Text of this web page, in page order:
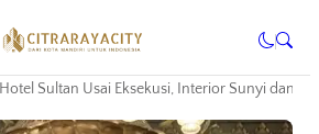
Hotel Sultan Usai Eksekusi, Interior Sunyi dan